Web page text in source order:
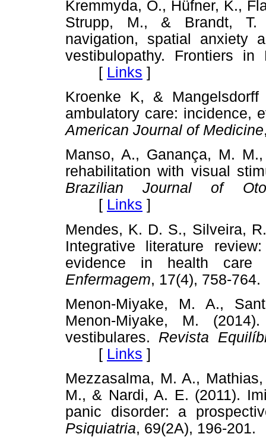
Kremmyda, O., Hüfner, K.,
Strupp, M., & Brandt, T.
navigation, spatial anxiety
vestibulopathy. Frontiers in
[ Links ]
Kroenke K, &
ambulatory care: incidence,
American Journal of Medicine
Manso, A., Ganança, M.
rehabilitation with visual
Brazilian Journal of
[ Links ]
Mendes, K. D. S., Silveira,
Integrative literature
evidence in health
Enfermagem, 17(4), 758-
Menon-Miyake, M. A.,
Menon-Miyake, M.
vestibulares. Revista
[ Links ]
Mezzasalma, M. A.,
M., & Nardi, A. E. (2011).
panic disorder: a
Psiquiatria, 69(2A), 196-